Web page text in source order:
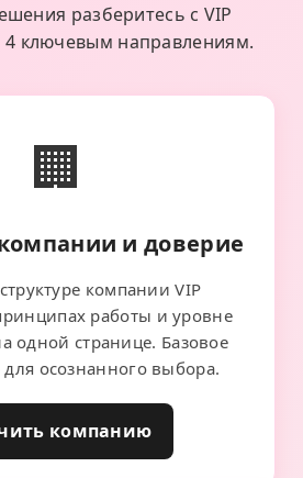
разберитесь с VIP
ключевым направлениям.
🏢
и доверие
компании VIP
работы и уровне
одной странице. Базовое
для осознанного выбора.
компанию